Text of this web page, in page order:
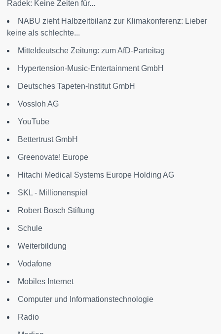
Radek: Keine Zeiten für...
NABU zieht Halbzeitbilanz zur Klimakonferenz: Lieber
keine als schlechte...
Mitteldeutsche Zeitung: zum AfD-Parteitag
Hypertension-Music-Entertainment GmbH
Deutsches Tapeten-Institut GmbH
Vossloh AG
YouTube
Bettertrust GmbH
Greenovate! Europe
Hitachi Medical Systems Europe Holding AG
SKL - Millionenspiel
Robert Bosch Stiftung
Schule
Weiterbildung
Vodafone
Mobiles Internet
Computer und Informationstechnologie
Radio